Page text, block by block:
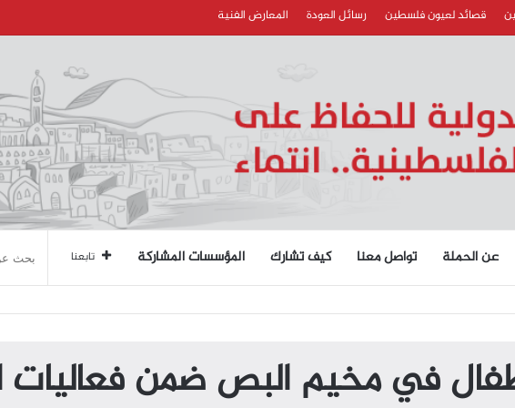
قصائد لعيون فلسطين رسائل العودة المعارض الفنية
عن الحملة تواصل معنا كيف تشارك المؤسسات المشاركة تابعنا
في مخيم البص ضمن فعاليات